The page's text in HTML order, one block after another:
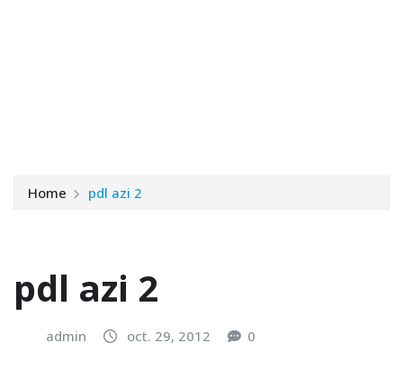
Home pdl azi 2
pdl azi 2
admin oct. 29, 2012 0